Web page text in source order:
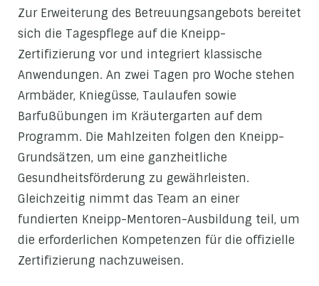
Zur Erweiterung des Betreuungsangebots bereitet
sich die Tagespflege auf die Kneipp-
Zertifizierung vor und integriert klassische
Anwendungen. An zwei Tagen pro Woche stehen
Armbäder, Kniegüsse, Taulaufen sowie
Barfußübungen im Kräutergarten auf dem
Programm. Die Mahlzeiten folgen den Kneipp-
Grundsätzen, um eine ganzheitliche
Gesundheitsförderung zu gewährleisten.
Gleichzeitig nimmt das Team an einer
fundierten Kneipp-Mentoren-Ausbildung teil, um
die erforderlichen Kompetenzen für die offizielle
Zertifizierung nachzuweisen.